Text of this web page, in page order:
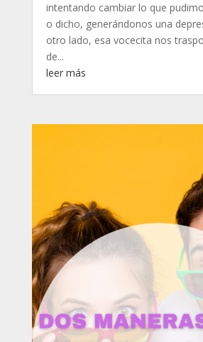
intentando cambiar lo que
o dicho, generándonos una
otro lado, esa vocecita nos
de...
leer más